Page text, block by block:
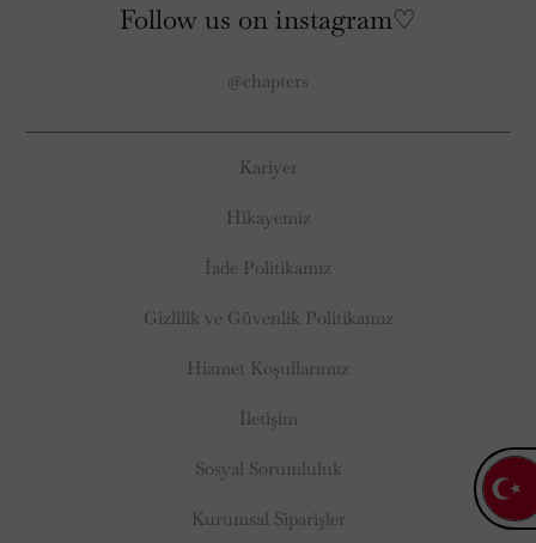
Follow us on instagram♡
@chapters
Kariyer
Hikayemiz
İade Politikamız
Gizlilik ve Güvenlik Politikamız
Hizmet Koşullarımız
İletişim
Sosyal Sorumluluk
Kurumsal Siparişler